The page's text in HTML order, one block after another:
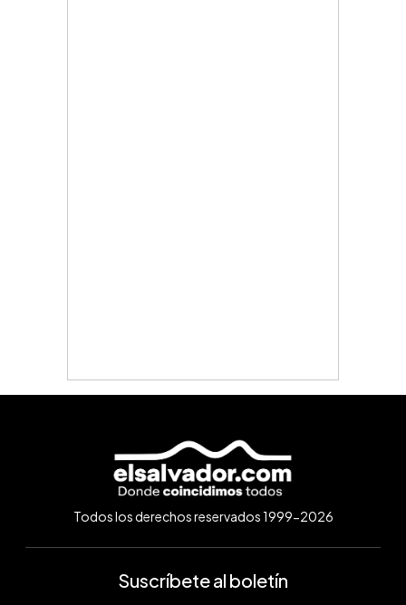
Todos los derechos reservados 1999-2026
Suscríbete al boletín